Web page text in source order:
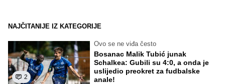
NAJČITANIJE IZ KATEGORIJE
2
Ovo se ne viđa često
Bosanac Malik Tubić junak
Schalkea: Gubili su 4:0, a onda je
uslijedio preokret za fudbalske
anale!